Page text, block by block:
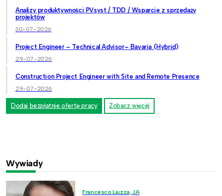
Analizy produktywności PVsyst / TDD / Wsparcie z sprzedaży
projektów
30-07-2026
Project Engineer – Technical Advisor– Bavaria (Hybrid)
29-07-2026
Construction Project Engineer with Site and Remote Presence
29-07-2026
Dodaj bezpłatnie ofertę pracy Zobacz więcej
Wywiady
Francesco Liuzza, JA